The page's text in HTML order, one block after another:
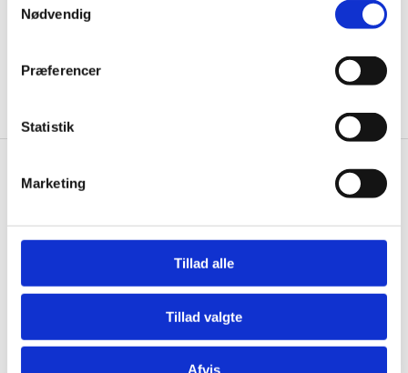
Nødvendig
Præferencer
Statistik
Marketing
Tillad alle
Tillad valgte
Afvis
Wallshop.dk
Rømersvej 33
CVR: 38952986
Tlf.71 99 30 98